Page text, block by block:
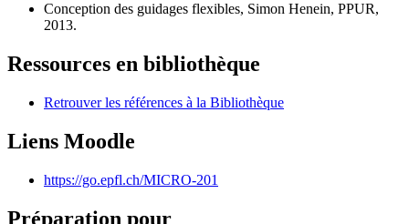
Conception des guidages flexibles, Simon Henein, PPUR,
2013.
Ressources en bibliothèque
Retrouver les références à la Bibliothèque
Liens Moodle
https://go.epfl.ch/MICRO-201
Préparation pour